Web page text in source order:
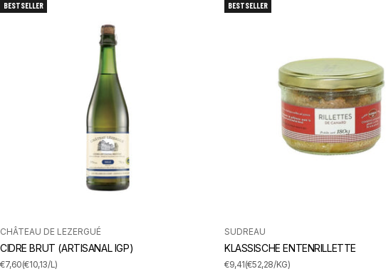
BESTSELLER
CHÂTEAU DE LEZERGUÉ
CIDRE BRUT (ARTISANAL IGP)
ANGEBOT
€7,60(€10,13/L)
BESTSELLER
SUDREAU
KLASSISCHE ENTENRILLETTE
ANGEBOT
€9,41(€52,28/KG)